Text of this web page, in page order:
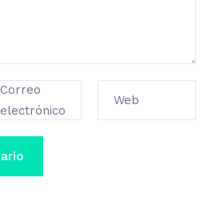
Correo
electrónico
Web